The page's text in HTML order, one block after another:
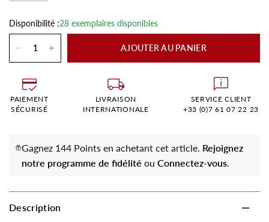
Disponibilité :28 exemplaires disponibles
AJOUTER AU PANIER
PAIEMENT
SÉCURISÉ
LIVRAISON
INTERNATIONALE
SERVICE CLIENT
+33 (0)7 61 07 22 23
Gagnez 144 Points en achetant cet article. Rejoignez
notre programme de fidélité ou Connectez-vous.
Description